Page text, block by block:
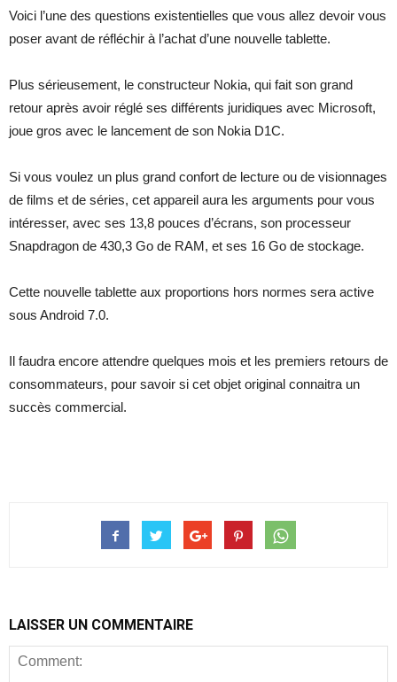
Voici l’une des questions existentielles que vous allez devoir vous
poser avant de réfléchir à l’achat d’une nouvelle tablette.
Plus sérieusement, le constructeur Nokia, qui fait son grand
retour après avoir réglé ses différents juridiques avec Microsoft,
joue gros avec le lancement de son Nokia D1C.
Si vous voulez un plus grand confort de lecture ou de visionnages
de films et de séries, cet appareil aura les arguments pour vous
intéresser, avec ses 13,8 pouces d’écrans, son processeur
Snapdragon de 430,3 Go de RAM, et ses 16 Go de stockage.
Cette nouvelle tablette aux proportions hors normes sera active
sous Android 7.0.
Il faudra encore attendre quelques mois et les premiers retours de
consommateurs, pour savoir si cet objet original connaitra un
succès commercial.
LAISSER UN COMMENTAIRE